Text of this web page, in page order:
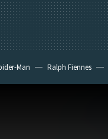
Man Ralph Fiennes